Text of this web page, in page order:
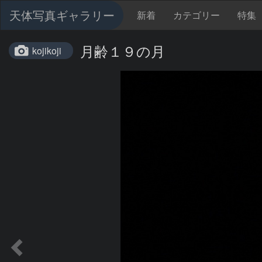
天体写真ギャラリー 新着 カテゴリー 特集
kojikoji 月齢１９の月